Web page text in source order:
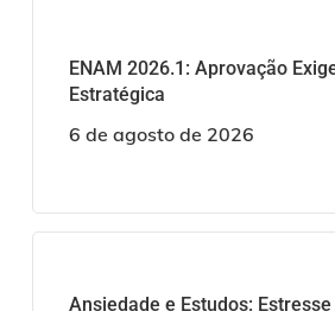
ENAM 2026.1: Aprovação
Estratégica
6 de agosto de 2026
Ansiedade e Estudos: